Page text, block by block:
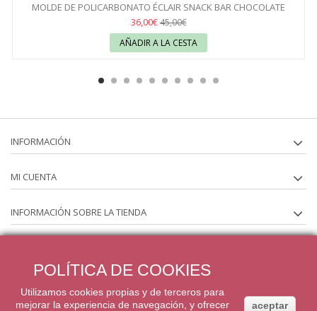
MOLDE DE POLICARBONATO ÉCLAIR SNACK BAR CHOCOLATE
WORLD
36,00€45,00€
AÑADIR A LA CESTA
INFORMACIÓN
MI CUENTA
INFORMACIÓN SOBRE LA TIENDA
POLÍTICA DE COOKIES
Utilizamos cookies propias y de terceros para
mejorar la experiencia de navegación, y ofrecer
aceptar